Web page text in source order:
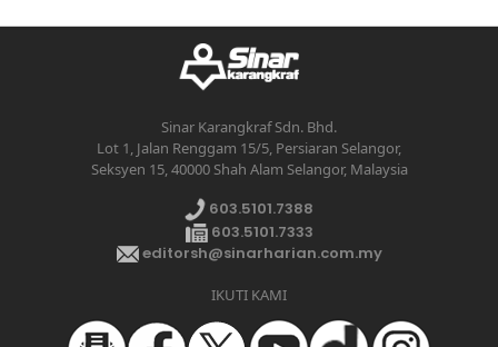
Sinar Karangkraf Sdn. Bhd.
Lot 1, Jalan Renggam 15/5, Persiaran Selangor,
Seksyen 15, 40000 Shah Alam Selangor, Malaysia
603.5101.7388
603.5101.7333
editorsh@sinarharian.com.my
IKUTI KAMI